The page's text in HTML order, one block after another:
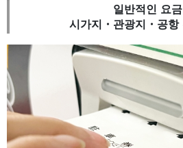
일반적인 요
시가지・관광지・공